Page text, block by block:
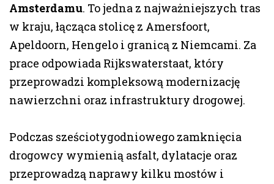
Amsterdamu. To jedna z najważniejszych tras
w kraju, łącząca stolicę z Amersfoort,
Apeldoorn, Hengelo i granicą z Niemcami. Za
prace odpowiada Rijkswaterstaat, który
przeprowadzi kompleksową modernizację
nawierzchni oraz infrastruktury drogowej.
Podczas sześciotygodniowego zamknięcia
drogowcy wymienią asfalt, dylatacje oraz
przeprowadzą naprawy kilku mostów i